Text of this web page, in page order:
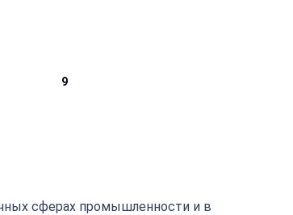
9
сферах промышленности и в